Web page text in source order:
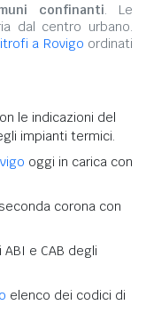
confinanti. Le
dal centro urbano.
a Rovigo ordinati
le indicazioni del
impianti termici.
oggi in carica con
corona con
e CAB degli
elenco dei codici di